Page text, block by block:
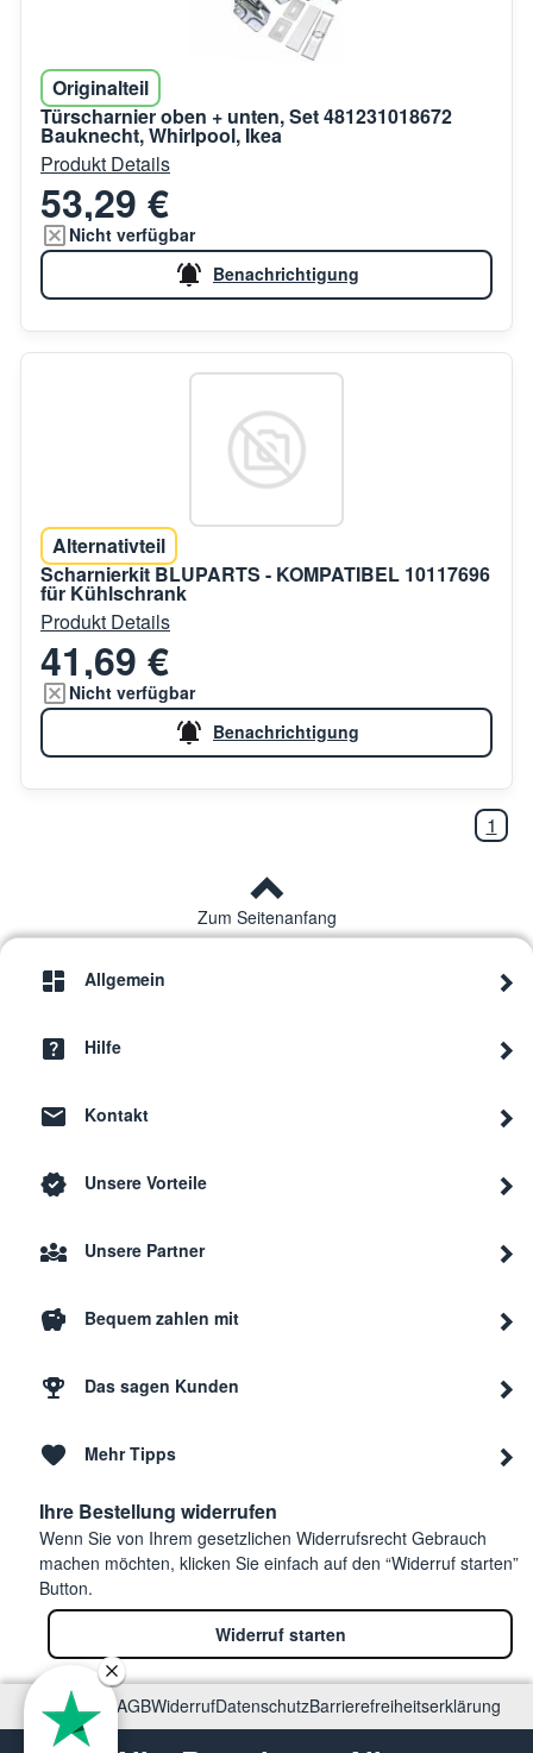
Originalteil
Türscharnier oben + unten, Set 481231018672
Bauknecht, Whirlpool, Ikea
Produkt Details
53,29 €
Nicht verfügbar
Benachrichtigung
Alternativteil
Scharnierkit BLUPARTS - KOMPATIBEL 10117696
für Kühlschrank
Produkt Details
41,69 €
Nicht verfügbar
Benachrichtigung
1
Zum Seitenanfang
Allgemein
Hilfe
Kontakt
Unsere Vorteile
Unsere Partner
Bequem zahlen mit
Das sagen Kunden
Mehr Tipps
Ihre Bestellung widerrufen
Wenn Sie von Ihrem gesetzlichen Widerrufsrecht Gebrauch
machen möchten, klicken Sie einfach auf den “Widerruf starten”
Button.
Widerruf starten
ImpressumAGBWiderrufDatenschutzBarrierefreiheitserklärung